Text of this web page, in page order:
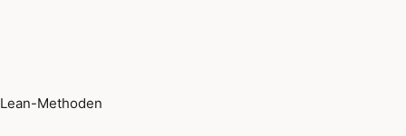
Lean-Methoden